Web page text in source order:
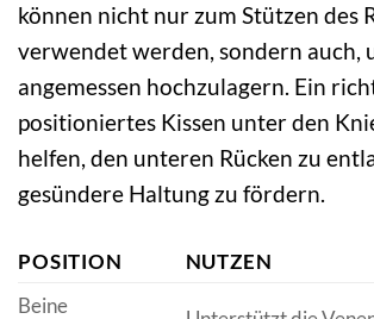
können nicht nur zum Stützen des
verwendet werden, sondern auch,
angemessen hochzulagern. Ein
positioniertes Kissen unter den
helfen, den unteren Rücken zu
gesündere Haltung zu fördern.
POSITION
NUTZEN
Beine